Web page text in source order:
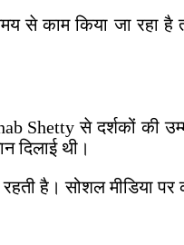
से काम किया जा रहा
Shetty से दर्शकों की
दिलाई थी।
है। सोशल मीडिया